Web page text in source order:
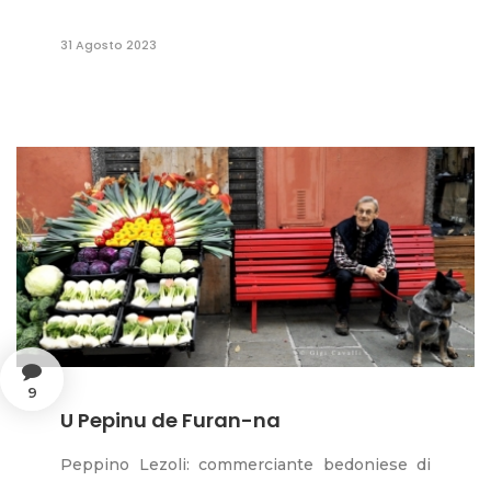
31 Agosto 2023
9
U Pepinu de Furan-na
Peppino Lezoli: commerciante bedoniese di